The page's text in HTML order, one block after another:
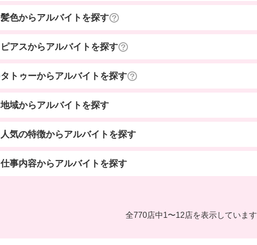
髪色からアルバイトを探す
ピアスからアルバイトを探す
タトゥーからアルバイトを探す
地域からアルバイトを探す
人気の特徴からアルバイトを探す
仕事内容からアルバイトを探す
全770店中1〜12店を表示しています